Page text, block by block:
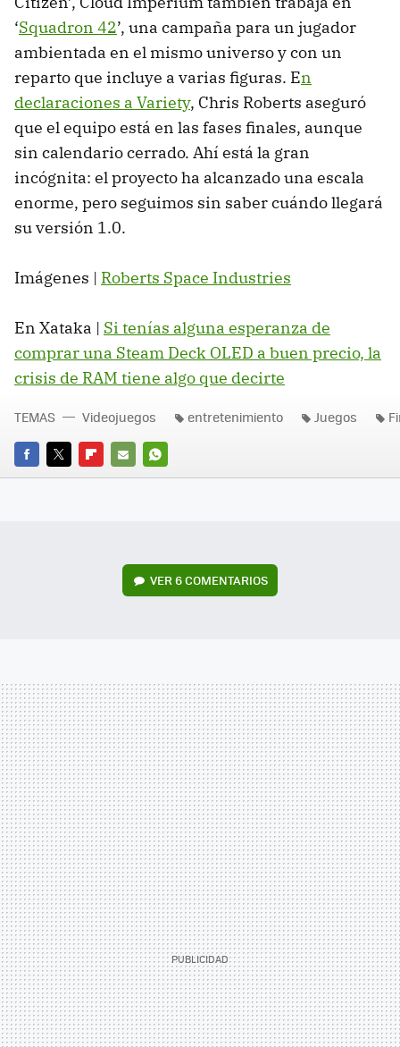
‘Squadron 42’, una campaña para un jugador
ambientada en el mismo universo y con un
reparto que incluye a varias figuras. En
declaraciones a Variety, Chris Roberts aseguró
que el equipo está en las fases finales, aunque
sin calendario cerrado. Ahí está la gran
incógnita: el proyecto ha alcanzado una escala
enorme, pero seguimos sin saber cuándo llegará
su versión 1.0.
Imágenes | Roberts Space Industries
En Xataka | Si tenías alguna esperanza de
comprar una Steam Deck OLED a buen precio, la
crisis de RAM tiene algo que decirte
FACEBOOK
TWITTERFLIPBOARD
E-
WHATSAPP
TEMAS Videojuegos entretenimiento Juegos
VER6 COMENTARIOS